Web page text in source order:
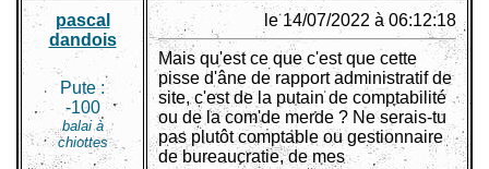
pascal
dandois
Pute :
-100
balai à
chiottes
le 14/07/2022 à 06:12:18
Mais qu'est ce que c'est que cette
pisse d'âne de rapport administratif de
site, c'est de la putain de comptabilité
ou de la com'de merde ? Ne serais-tu
pas plutôt comptable ou gestionnaire
de bureaucratie, de mes